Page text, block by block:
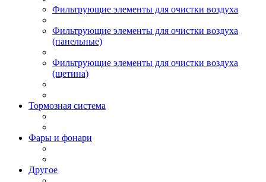
Фильтрующие элементы для очистки воздуха
Фильтрующие элементы для очистки воздуха
(панельные)
Фильтрующие элементы для очистки воздуха
(щетина)
Тормозная система
Фары и фонари
Другое